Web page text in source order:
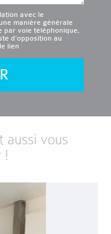
avec le
manière générale
par voie téléphonique,
d’opposition au
lien
aussi vous
!